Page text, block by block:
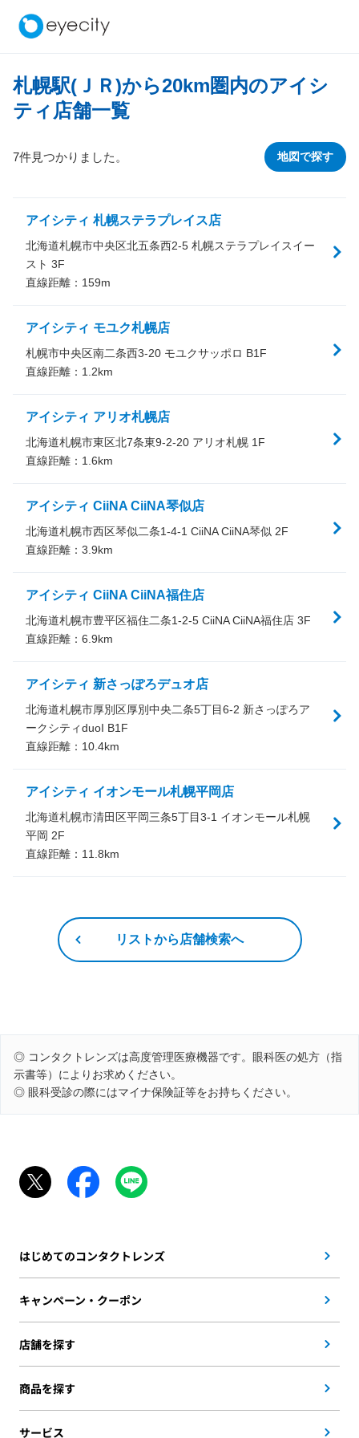
札幌駅(ＪＲ)から20km圏内のアイシ
ティ店舗一覧
地図で探す
7件見つかりました。
アイシティ 札幌ステラプレイス店
北海道札幌市中央区北五条西2-5 札幌ステラプレイスイー
スト 3F
直線距離： 159m
アイシティ モユク札幌店
札幌市中央区南二条西3-20 モユクサッポロ B1F
直線距離： 1.2km
アイシティ アリオ札幌店
北海道札幌市東区北7条東9-2-20 アリオ札幌 1F
直線距離： 1.6km
アイシティ CiiNA CiiNA琴似店
北海道札幌市西区琴似二条1-4-1 CiiNA CiiNA琴似 2F
直線距離： 3.9km
アイシティ CiiNA CiiNA福住店
北海道札幌市豊平区福住二条1-2-5 CiiNA CiiNA福住店 3F
直線距離： 6.9km
アイシティ 新さっぽろデュオ店
北海道札幌市厚別区厚別中央二条5丁目6-2 新さっぽろア
ークシティduoI B1F
直線距離： 10.4km
アイシティ イオンモール札幌平岡店
北海道札幌市清田区平岡三条5丁目3-1 イオンモール札幌
平岡 2F
直線距離： 11.8km
リストから店舗検索へ
◎ コンタクトレンズは高度管理医療機器です。眼科医の処方（指
示書等）によりお求めください。
◎ 眼科受診の際にはマイナ保険証等をお持ちください。
はじめてのコンタクトレンズ
キャンペーン・クーポン
店舗を探す
商品を探す
サービス